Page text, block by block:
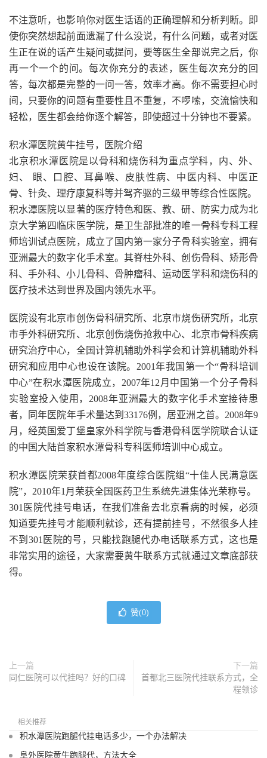
不注意听，也影响你对医生话语的正确理解和分析判断。即
使你突然想起前面遗漏了什么没说，有什么问题，或者对医
生正在说的话产生疑问或提问，要等医生全部说完之后，你
再一个一个的问。每次你充分的表述，医生每次充分的回
答，每次都是完整的一问一答，效率才高。你不需要担心时
间，只要你的问题有重要性且不重复，不啰嗦，交流愉快和
轻松，医生都会给你逐个解答，即使超过十分钟也不要紧。
积水潭医院黄牛挂号，医院介绍
北京积水潭医院是以骨科和烧伤科为重点学科，内、外、
妇、 眼、口腔、耳鼻喉、皮肤性病、中医内科、中医正
骨、针灸、理疗康复科等并驾齐驱的三级甲等综合性医院。
积水潭医院以显著的医疗特色和医、教、研、防实力成为北
京大学第四临床医学院，是卫生部批准的唯一骨科专科工程
师培训试点医院，成立了国内第一家分子骨科实验室，拥有
亚洲最大的数字化手术室。其脊柱外科、创伤骨科、矫形骨
科、手外科、小儿骨科、骨肿瘤科、运动医学科和烧伤科的
医疗技术达到世界及国内领先水平。
医院设有北京市创伤骨科研究所、北京市烧伤研究所，北京
市手外科研究所、北京创伤烧伤抢救中心、北京市骨科疾病
研究治疗中心，全国计算机辅助外科学会和计算机辅助外科
研究和应用中心也设在该院。2001年我国第一个“骨科培训
中心”在积水潭医院成立，2007年12月中国第一个分子骨科
实验室投入使用，2008年亚洲最大的数字化手术室接待患
者，同年医院年手术量达到33176例，居亚洲之首。2008年9
月，经英国爱丁堡皇家外科学院与香港骨科医学院联合认证
的中国大陆首家积水潭骨科专科医师培训中心成立。
积水潭医院荣获首都2008年度综合医院组“十佳人民满意医
院”，2010年1月荣获全国医药卫生系统先进集体光荣称号。
301医院代挂号电话，在我们准备去北京看病的时候，必须
知道要先挂号才能顺利就诊，还有提前挂号，不然很多人挂
不到301医院的号，只能找跑腿代办电话联系方式，这也是
非常实用的途径，大家需要黄牛联系方式就通过文章底部获
得。
赞(0)
上一篇
同仁医院可以代挂吗？好的口碑
下一篇
首都北三医院代挂联系方式，全
程领诊
相关推荐
积水潭医院跑腿代挂电话多少，一个办法解决
阜外医院黄牛跑腿代，方法大全